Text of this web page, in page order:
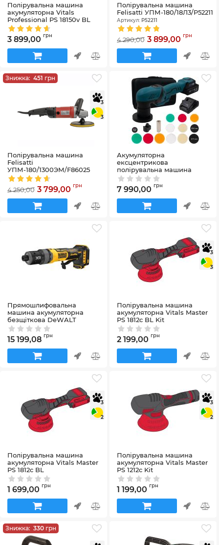
Полірувальна машина
акумуляторна Vitals
Professional PS 18150v BL
SmartLine+
Артикул: 243529
3 899,00 грн
Полірувальна машина
Felisatti УПМ-180/18Л3/P52211
Артикул: P52211
4 290,00 3 899,00 грн
Знижка: 451 грн
3
3
Полірувальна машина
Felisatti
УПМ-180/1300ЭМ/F86025
Артикул:F86025
4 250,00 3 799,00 грн
Акумуляторна
ексцентрикова
полірувальна машина
PROFI-TEC PPM-8012SCP Set
Professional (2×PT1225 (2.5
Аг), зарядний пристрій)
Артикул:58_39652
7 990,00 грн
Прямошлифовальна
машина акумуляторна
безщіткова DeWALT
DCG420N
Артикул: DCG420N
15 199,08 грн
3
3
Полірувальна машина
акумуляторна Vitals Master
PS 1812c BL Kit
Артикул:243620
2 199,00 грн
3
2
Полірувальна машина
акумуляторна Vitals Master
PS 1812c BL
Артикул:243619
1 699,00 грн
3
2
Полірувальна машина
акумуляторна Vitals Master
PS 1212c Kit
Артикул:243606
1 199,00 грн
Знижка: 330 грн